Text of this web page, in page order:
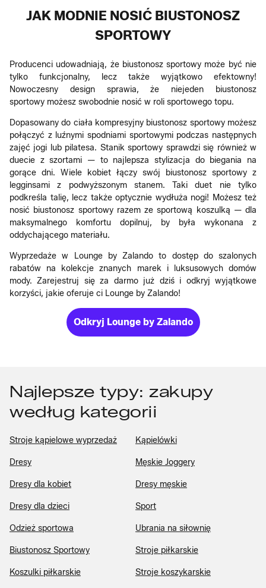
JAK MODNIE NOSIĆ BIUSTONOSZ
SPORTOWY
Producenci udowadniają, że biustonosz sportowy może być nie
tylko funkcjonalny, lecz także wyjątkowo efektowny!
Nowoczesny design sprawia, że niejeden biustonosz
sportowy możesz swobodnie nosić w roli sportowego topu.
Dopasowany do ciała kompresyjny biustonosz sportowy możesz
połączyć z luźnymi spodniami sportowymi podczas następnych
zajęć jogi lub pilatesa. Stanik sportowy sprawdzi się również w
duecie z szortami — to najlepsza stylizacja do biegania na
gorące dni. Wiele kobiet łączy swój biustonosz sportowy z
legginsami z podwyższonym stanem. Taki duet nie tylko
podkreśla talię, lecz także optycznie wydłuża nogi! Możesz też
nosić biustonosz sportowy razem ze sportową koszulką — dla
maksymalnego komfortu dopilnuj, by była wykonana z
oddychającego materiału.
Wyprzedaże w Lounge by Zalando to dostęp do szalonych
rabatów na kolekcje znanych marek i luksusowych domów
mody. Zarejestruj się za darmo już dziś i odkryj wyjątkowe
korzyści, jakie oferuje ci Lounge by Zalando!
Odkryj Lounge by Zalando
Najlepsze typy: zakupy
według kategorii
Stroje kąpielowe wyprzedaż Kąpielówki
Dresy Męskie Joggery
Dresy dla kobiet Dresy męskie
Dresy dla dzieci Sport
Odzież sportowa Ubrania na siłownię
Biustonosz Sportowy Stroje piłkarskie
Koszulki piłkarskie Stroje koszykarskie